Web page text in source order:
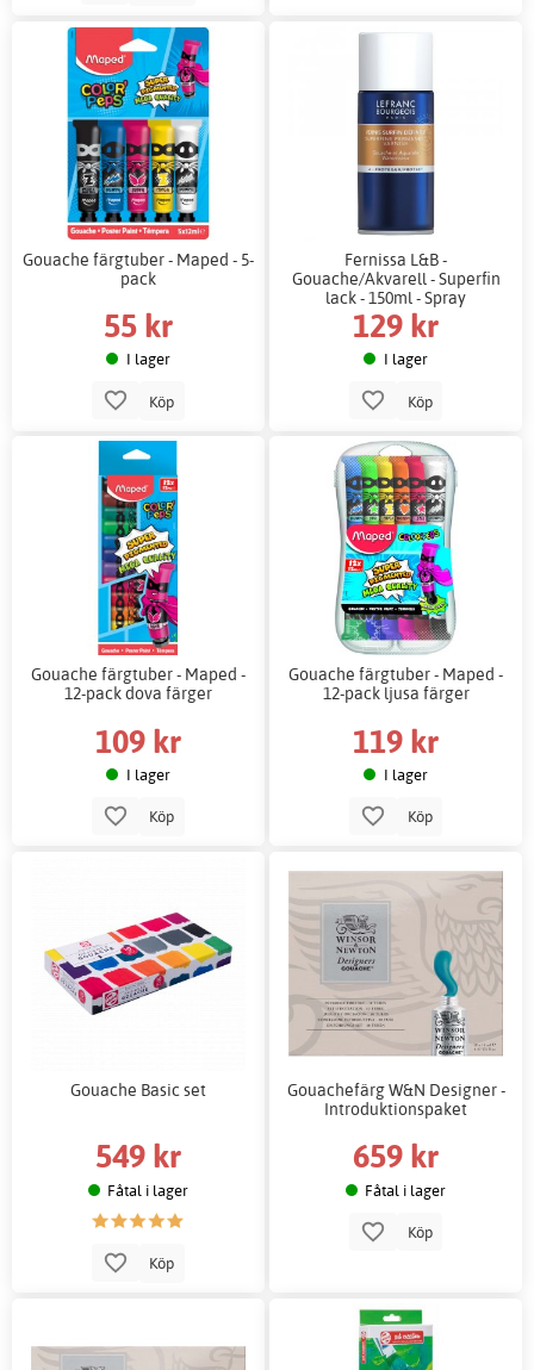
Gouache färgtuber - Maped - 5-
pack
55 kr
I lager
Köp
Fernissa L&B -
Gouache/Akvarell - Superfin
lack - 150ml - Spray
129 kr
I lager
Köp
Gouache färgtuber - Maped -
12-pack dova färger
109 kr
I lager
Köp
Gouache färgtuber - Maped -
12-pack ljusa färger
119 kr
I lager
Köp
Gouache Basic set
549 kr
Fåtal i lager
Köp
Gouachefärg W&N Designer -
Introduktionspaket
659 kr
Fåtal i lager
Köp